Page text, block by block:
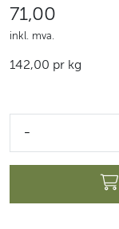
71,00
inkl. mva.
142,00 pr kg
-